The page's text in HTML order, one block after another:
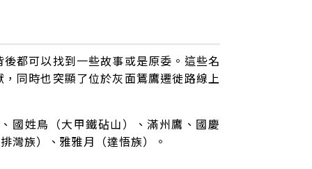
都可以找到一些故事或是原委。這些名
同時也突顯了位於灰面鵟鷹遷徙路線上
國姓鳥（大甲鐵砧山）、滿州鷹、國慶
灣族）、雅雅月（達悟族）。